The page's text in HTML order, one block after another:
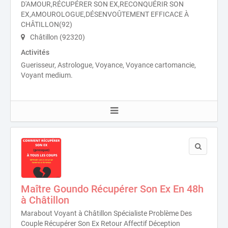
D'AMOUR,RÉCUPÉRER SON EX,RECONQUÉRIR SON
EX,AMOUROLOGUE,DÉSENVOÛTEMENT EFFICACE À
CHÂTILLON(92)
Châtillon (92320)
Activités
Guerisseur, Astrologue, Voyance, Voyance cartomancie,
Voyant medium.
Maître Goundo Récupérer Son Ex En 48h
à Châtillon
Marabout Voyant à Châtillon Spécialiste Problème Des
Couple Récupérer Son Ex Retour Affectif Déception